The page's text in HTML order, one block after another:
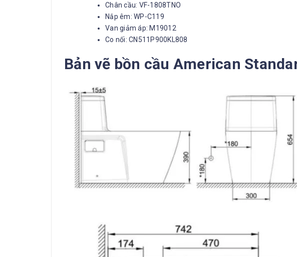
Chân cầu: VF-1808TNO
Nắp êm: WP-C119
Van giảm áp: M19012
Co nối: CN511P900KL808
Bản vẽ bồn cầu American